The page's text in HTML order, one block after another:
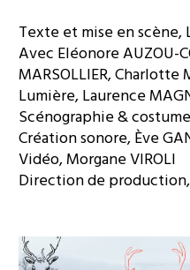
Texte et mise en scène,
Avec Eléonore AUZOU-
MARSOLLIER, Charlotte
Lumière,Laurence
Scénographie &
Création sonore,Ève
Vidéo,Morgane VIROLI
Direction de production